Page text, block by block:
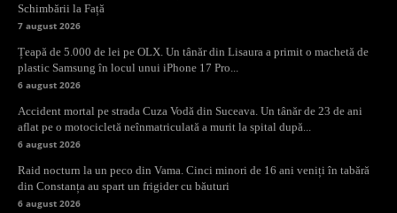
Schimbării la Față
7 august 2026
Țeapă de 5.000 de lei pe OLX. Un tânăr din Lisaura a primit o machetă de
plastic Samsung în locul unui iPhone 17 Pro...
6 august 2026
Accident mortal pe strada Cuza Vodă din Suceava. Un tânăr de 23 de ani
aflat pe o motocicletă neînmatriculată a murit la spital după...
6 august 2026
Raid nocturn la un peco din Vama. Cinci minori de 16 ani veniți în tabără
din Constanța au spart un frigider cu băuturi
6 august 2026